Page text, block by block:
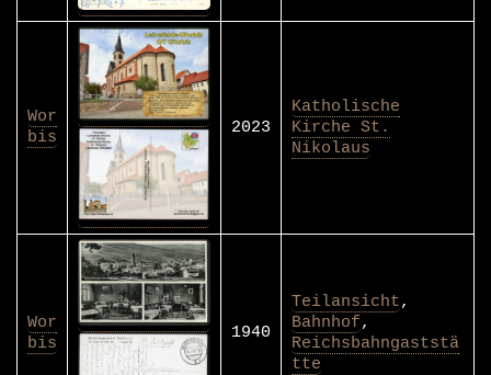
Wor
bis
2023
Katholische
Kirche St.
Nikolaus
Wor
bis
1940
Teilansicht,
Bahnhof,
Reichsbahngaststä
tte